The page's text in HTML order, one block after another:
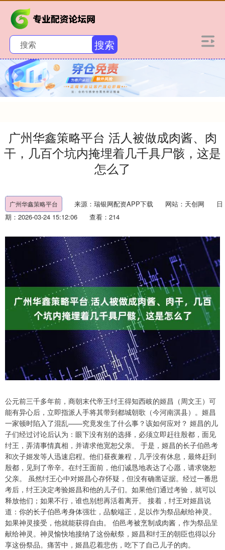
搜索
广州华鑫策略平台 活人被做成肉酱、肉
干，几百个坑内掩埋着几千具尸骸，这是
怎么了
广州华鑫策略平台 来源：瑞银网配资APP下载 网站：天创网
日
期：2026-03-24 15:12:06
查看：214
公元前三千多年前，商朝末代帝王纣王得知西岐的姬昌（周文王）可
能有异心后，立即指派人手将其带到都城朝歌（今河南淇县）。姬昌
一家顿时陷入了混乱——究竟发生了什么事？该如何应对？ 姬昌的儿
子们经过讨论后认为：眼下没有别的选择，必须立即赶往殷都，面见
纣王，弄清事情真相，并请求他宽恕父亲。 于是，姬昌的长子伯邑考
和次子姬发等人迅速启程。他们昼夜兼程，几乎没有休息，最终赶到
殷都，见到了帝辛。在纣王面前，他们诚恳地表达了心愿，请求饶恕
父亲。 虽然纣王心中对姬昌心存怀疑，但没有确凿证据。经过一番思
考后，纣王决定考验姬昌和他的儿子们。如果他们通过考验，就可以
释放他们；如果不行，谁也别想再活着离开。 接着，纣王对姬昌说
道：你的长子伯邑考身体强壮，品貌端正，足以作为祭品献给神灵。
如果神灵接受，他就能获得自由。 伯邑考被烹制成肉酱，作为祭品呈
献给神灵。神灵愉快地接纳了这份献祭，姬昌和纣王的朝臣也得以分
享这份祭品。痛苦中，姬昌忍着悲伤，吃下了自己儿子的肉。